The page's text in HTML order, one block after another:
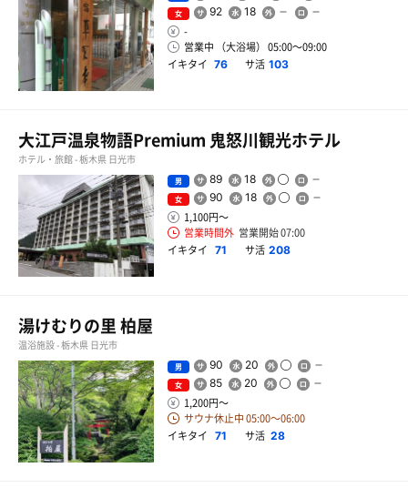
女
92 18
-
営業中 （大浴場） 05:00〜09:00
イキタイ 76 サ活 103
大江戸温泉物語Premium 鬼怒川観光ホテル
ホテル・旅館 - 栃木県 日光市
男 89 18
女 90 18
1,100円〜
営業時間外 営業開始 07:00
イキタイ 71 サ活 208
湯けむりの里 柏屋
温浴施設 - 栃木県 日光市
男 90 20
女 85 20
1,200円〜
サウナ休止中 05:00〜06:00
イキタイ 71 サ活 28